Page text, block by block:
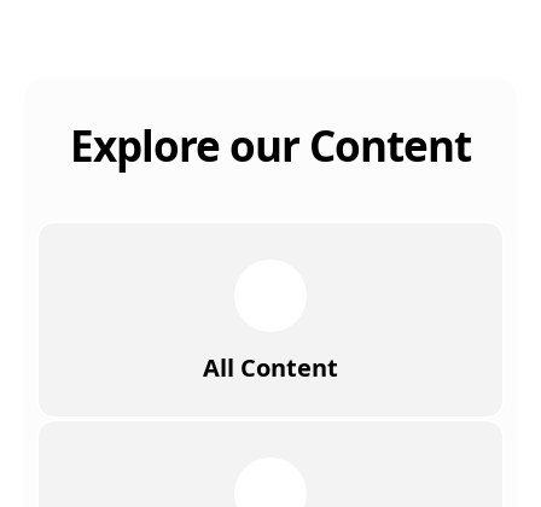
Explore our Content
All Content